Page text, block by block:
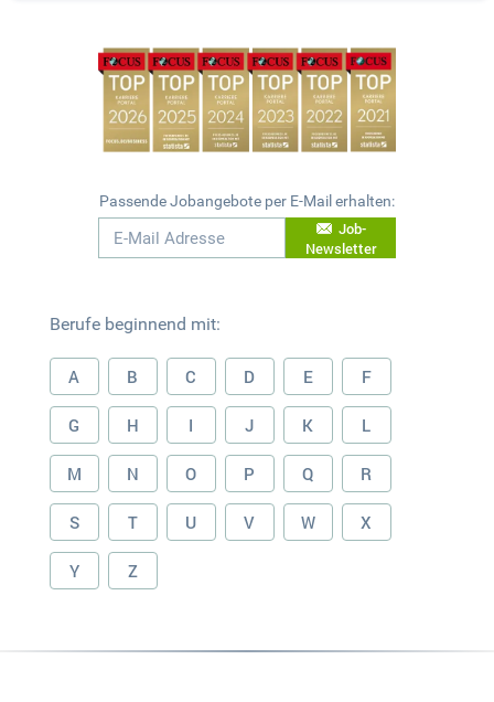
Passende Jobangebote per E-Mail erhalten:
Job-
Newsletter
Berufe beginnend mit:
A B C D E F
G H I J K L
M N O P Q R
S T U V W X
Y Z